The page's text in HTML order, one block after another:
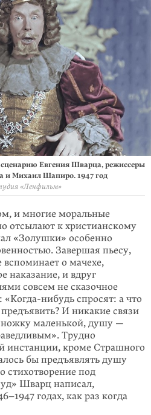
Евгения Шварца, режиссеры
и Михаил Шапиро. 1947 год
«Ленфильм»
и многие моральные
отсылают к христианскому
«Золушки» особенно
Завершая пьесу,
вспоминает о мачехе,
наказание, и вдруг
совсем не сказочное
нибудь спросят: а что
И никакие связи
ножку маленькой, душу —
Трудно
инстанции, кроме Страшного
бы предъявлять душу
стихо­творение под
Шварц написал,
годах, как раз когда